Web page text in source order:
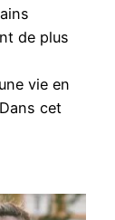
de plus
vie en
cet